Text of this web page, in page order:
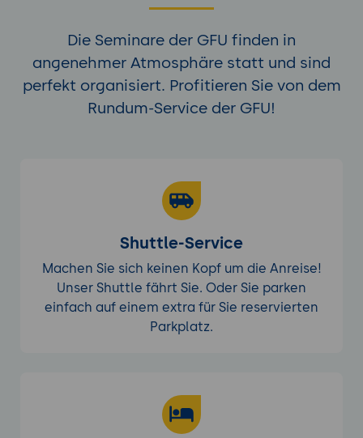
Die Seminare der GFU finden in
angenehmer Atmosphäre statt und sind
perfekt organisiert. Profitieren Sie von dem
Rundum-Service der GFU!
Shuttle-Service
Machen Sie sich keinen Kopf um die Anreise!
Unser Shuttle fährt Sie. Oder Sie parken
einfach auf einem extra für Sie reservierten
Parkplatz.